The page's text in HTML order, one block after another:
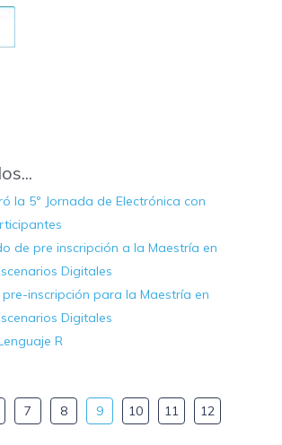
la 5º Jornada de Electrónica con
de pre inscripción a la Maestría en
Digitales
inscripción para la Maestría en
Digitales
R
7 8 9 10 11 12